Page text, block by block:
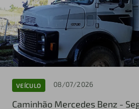
VEÍCULO 08/07/2026
Caminhão Mercedes Benz -